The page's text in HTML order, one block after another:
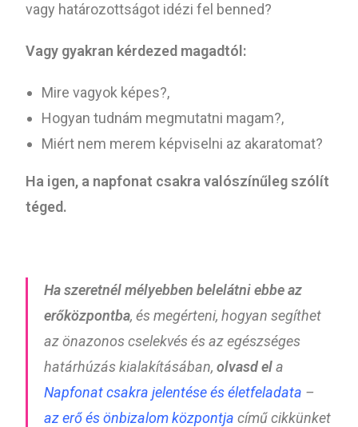
vagy határozottságot idézi fel benned?
Vagy gyakran kérdezed magadtól:
Mire vagyok képes?,
Hogyan tudnám megmutatni magam?,
Miért nem merem képviselni az akaratomat?
Ha igen, a napfonat csakra valószínűleg szólít
téged.
Ha szeretnél mélyebben belelátni ebbe az
erőközpontba, és megérteni, hogyan segíthet
az önazonos cselekvés és az egészséges
határhúzás kialakításában,olvasd ela
Napfonat csakra jelentése és életfeladata –
az erő és önbizalom központja című cikkünket